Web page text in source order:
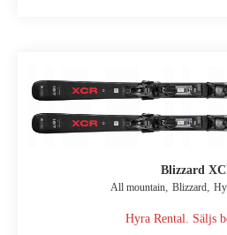
Blizzard
All mountain, Blizzard,
Hyra Rental. Säljs